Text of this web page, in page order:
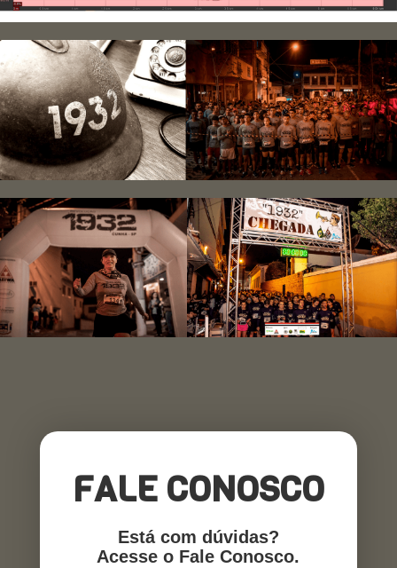
FALE CONOSCO
Está com dúvidas?
Acesse o Fale Conosco.